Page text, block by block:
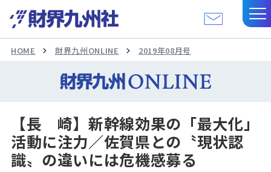
HOME 財界九州ONLINE 2019年08月号
【長 崎】新幹線効果の「最大化」
活動に注力／佐賀県との〝現状認
識〟の違いには危機感募る